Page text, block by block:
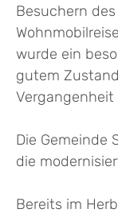
Besuchern
wurde ein
gutem
Die
die
Bereits im